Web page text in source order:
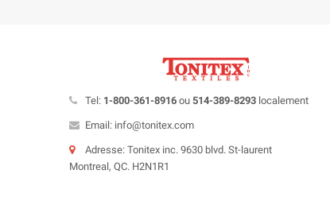
Tel: 1-800-361-8916 ou 514-389-8293 localement
Email: info@tonitex.com
Adresse: Tonitex inc. 9630 blvd. St-laurent
Montreal, QC. H2N1R1